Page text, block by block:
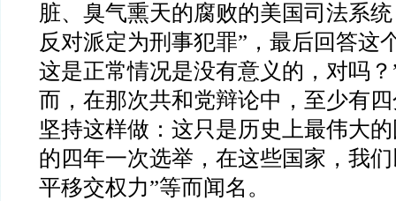
脏、臭气熏天的腐败的美国司法系
反对派定为刑事犯罪” ，最后回答这
这是正常情况是没有意义的，对吗？
而，在那次共和党辩论中，至少有
坚持这样做：这只是历史上最伟大
的四年一次选举，在这些国家，我
平移交权力”等而闻名。